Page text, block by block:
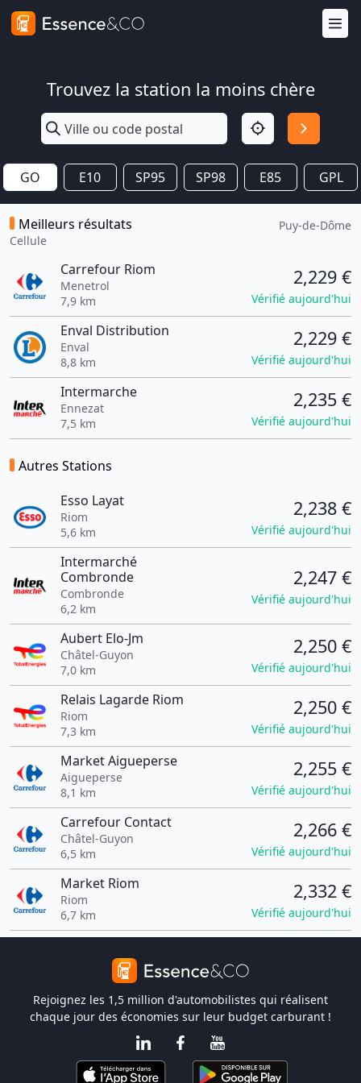
Trouvez la station la moins chère
GO E10 SP95 SP98 E85 GPL
Meilleurs résultats
Cellule
Puy-de-Dôme
Carrefour Riom
Menetrol
7,9 km
2,229 €
Vérifié aujourd'hui
Enval Distribution
Enval
8,8 km
2,229 €
Vérifié aujourd'hui
Intermarche
Ennezat
7,5 km
2,235 €
Vérifié aujourd'hui
Autres Stations
Esso Layat
Riom
5,6 km
2,238 €
Vérifié aujourd'hui
Intermarché
Combronde
Combronde
6,2 km
2,247 €
Vérifié aujourd'hui
Aubert Elo-Jm
Châtel-Guyon
7,0 km
2,250 €
Vérifié aujourd'hui
Relais Lagarde Riom
Riom
7,3 km
2,250 €
Vérifié aujourd'hui
Market Aigueperse
Aigueperse
8,1 km
2,255 €
Vérifié aujourd'hui
Carrefour Contact
Châtel-Guyon
6,5 km
2,266 €
Vérifié aujourd'hui
Market Riom
Riom
6,7 km
2,332 €
Vérifié aujourd'hui
Rejoignez les 1,5 million d'automobilistes qui réalisent
chaque jour des économies sur leur budget carburant !